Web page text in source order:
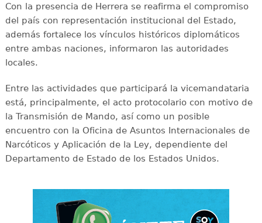
Con la presencia de Herrera se reafirma el compromiso
del país con representación institucional del Estado,
además fortalece los vínculos históricos diplomáticos
entre ambas naciones, informaron las autoridades
locales.
Entre las actividades que participará la vicemandataria
está, principalmente, el acto protocolario con motivo de
la Transmisión de Mando, así como un posible
encuentro con la Oficina de Asuntos Internacionales de
Narcóticos y Aplicación de la Ley, dependiente del
Departamento de Estado de los Estados Unidos.